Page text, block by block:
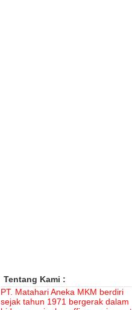
Tentang Kami :
PT. Matahari Aneka MKM berdiri
sejak tahun 1971 bergerak dalam